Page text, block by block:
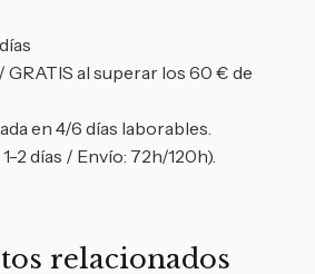
GRATIS al superar los 60 € de
en 4/6 días laborables.
2 días / Envío: 72h/120h).
relacionados